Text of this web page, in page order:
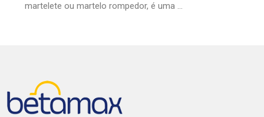
martelete ou martelo rompedor, é uma ...